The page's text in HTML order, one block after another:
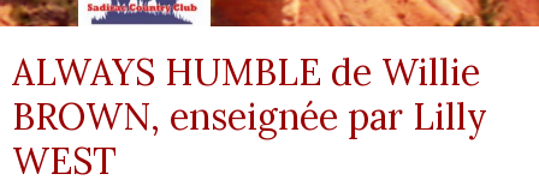
ALWAYS HUMBLE de Willie
BROWN, enseignée par Lilly
WEST